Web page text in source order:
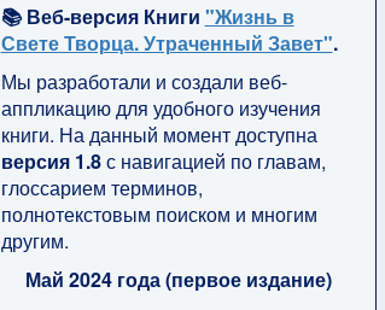
📚 Веб-версия Книги "Жизнь в
Свете Творца. Утраченный Завет".
Мы разработали и создали веб-
аппликацию для удобного изучения
книги. На данный момент доступна
версия 1.8с навигацией по главам,
глоссарием терминов,
полнотекстовым поиском и многим
другим.
Май 2024 года (первое издание)